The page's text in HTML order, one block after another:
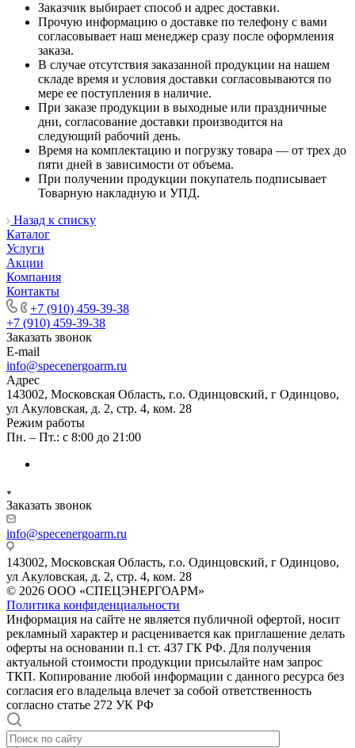
Заказчик выбирает способ и адрес доставки.
Прочую информацию о доставке по телефону с вами
согласовывает наш менеджер сразу после оформления
заказа.
В случае отсутствия заказанной продукции на нашем
складе время и условия доставки согласовываются по
мере ее поступления в наличие.
При заказе продукции в выходные или праздничные
дни, согласование доставки производится на
следующий рабочий день.
Время на комплектацию и погрузку товара — от трех до
пяти дней в зависимости от объема.
При получении продукции покупатель подписывает
Товарную накладную и УПД.
Назад к списку
Каталог
Услуги
Акции
Компания
Контакты
+7 (910) 459-39-38
+7 (910) 459-39-38
Заказать звонок
E-mail
info@specenergoarm.ru
Адрес
143002, Московская Область, г.о. Одинцовский, г Одинцово,
ул Акуловская, д. 2, стр. 4, ком. 28
Режим работы
Пн. – Пт.: с 8:00 до 21:00
Заказать звонок
info@specenergoarm.ru
143002, Московская Область, г.о. Одинцовский, г Одинцово,
ул Акуловская, д. 2, стр. 4, ком. 28
© 2026 ООО «СПЕЦЭНЕРГОАРМ»
Политика конфиденциальности
Информация на сайте не является публичной офертой, носит
рекламный характер и расценивается как приглашение делать
оферты на основании п.1 ст. 437 ГК РФ. Для получения
актуальной стоимости продукции присылайте нам запрос
ТКП. Копирование любой информации с данного ресурса без
согласия его владельца влечет за собой ответственность
согласно статье 272 УК РФ